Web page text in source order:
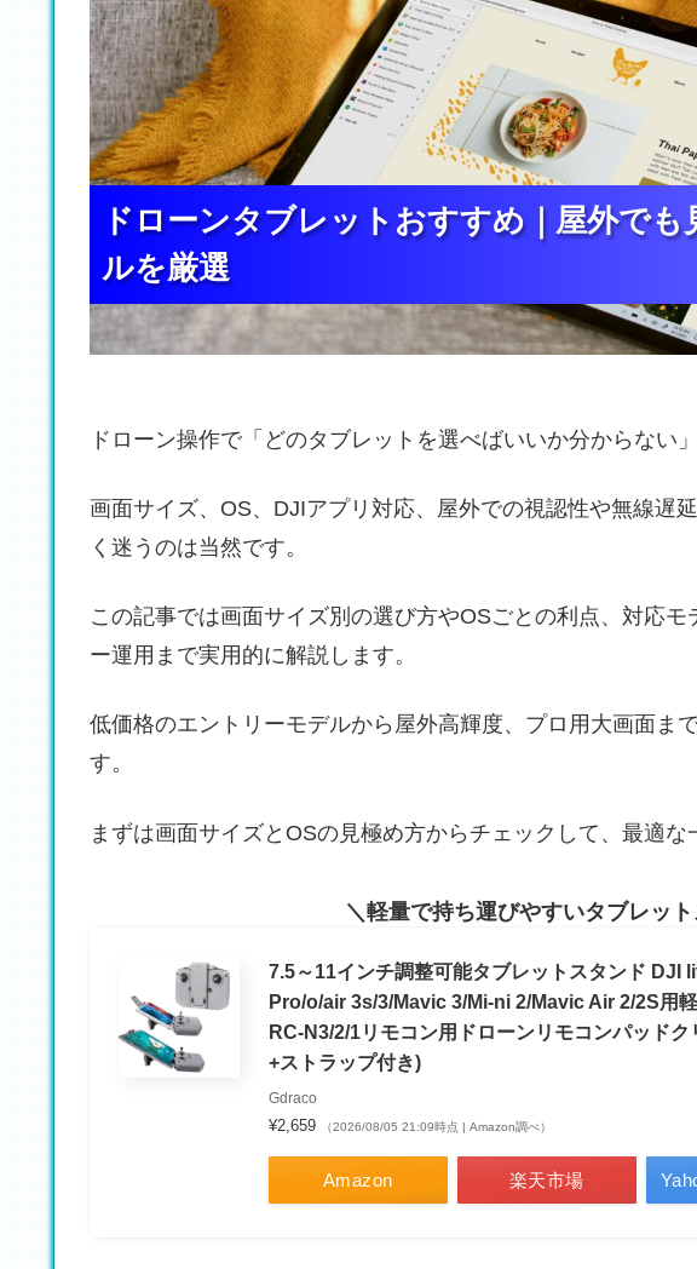
ドローンタブレットおすすめ｜屋外で
ルを厳選
ドローンタブレットおすすめ｜屋外で
ルを厳選
ドローンタブレットおすすめ｜屋外で
ルを厳選
ドローン操作で「どのタブレットを選べばいいか分からない
画面サイズ、OS、DJIアプリ対応、屋外での視認性や無線遅
く迷うのは当然です。
この記事では画面サイズ別の選び方やOSごとの利点、対応
ー運用まで実用的に解説します。
低価格のエントリーモデルから屋外高輝度、プロ用大画面ま
す。
まずは画面サイズとOSの見極め方からチェックして、最適な
軽量で持ち運びやすいタブレッ
7.5～11インチ調整可能タブレットスタンド DJI
Pro/o/air 3s/3/Mavic 3/Mi-ni 2/Mavic Air 2/2S用
RC-N3/2/1リモコン用ドローンリモコンパッド
+ストラップ付き)
Gdraco
¥2,659 （2026/08/05 21:09時点 | Amazon調べ）
Amazon 楽天市場